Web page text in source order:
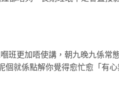
班更加唔使講，朝九晚九係常
就係點解你覺得愈忙愈「有心